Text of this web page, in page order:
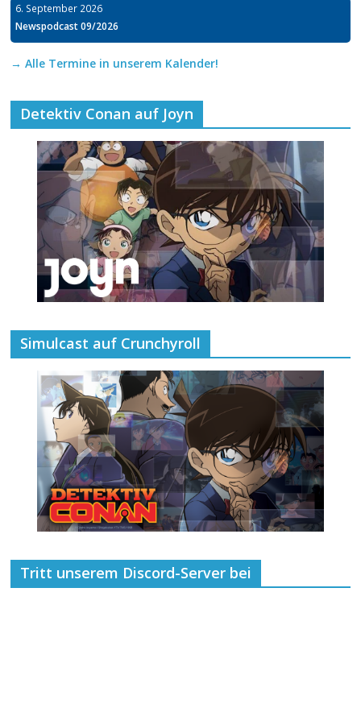
6. September 2026
Newspodcast 09/2026
→ Alle Termine in unserem Kalender!
Detektiv Conan auf Joyn
Simulcast auf Crunchyroll
Tritt unserem Discord-Server bei